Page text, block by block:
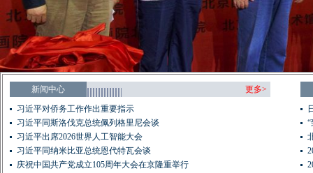
新闻中心
更多>
习近平对侨务工作作出重要指示
习近平同斯洛伐克总统佩列格里尼会谈
习近平出席2026世界人工智能大会
习近平同纳米比亚总统恩代特瓦会谈
庆祝中国共产党成立105周年大会在京隆重举行